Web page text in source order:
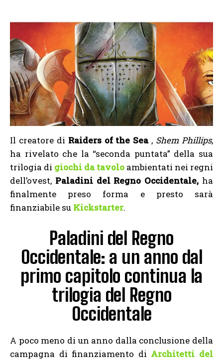
Il creatore di Raiders of the Sea, Shem Phillips,
ha rivelato che la “seconda puntata” della sua
trilogia di giochi da tavolo ambientati nei regni
dell’ovest, Paladini del Regno Occidentale, ha
finalmente preso forma e presto sarà
finanziabile su Kickstarter.
Paladini del Regno
Occidentale: a un anno dal
primo capitolo continua la
trilogia del Regno
Occidentale
A poco meno di un anno dalla conclusione della
campagna di finanziamento di Architetti del